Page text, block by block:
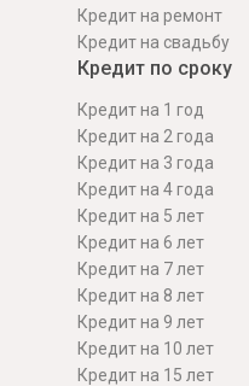
Кредит на ремонт
Кредит на свадьбу
Кредит по сроку
Кредит на 1 год
Кредит на 2 года
Кредит на 3 года
Кредит на 4 года
Кредит на 5 лет
Кредит на 6 лет
Кредит на 7 лет
Кредит на 8 лет
Кредит на 9 лет
Кредит на 10 лет
Кредит на 15 лет